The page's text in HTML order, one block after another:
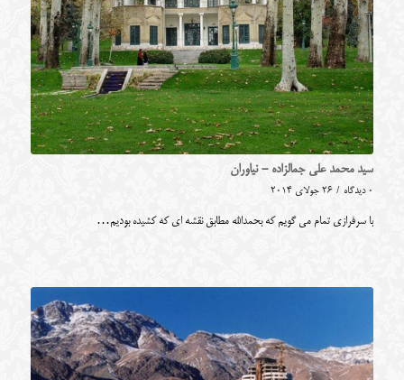
سید محمد علی جمالزاده - نیاوران
0 دیدگاه / 26 جولای 2014
با سرفرازی تمام می گویم که بحمدالله مطابق نقشه ای که کشیده بودیم…